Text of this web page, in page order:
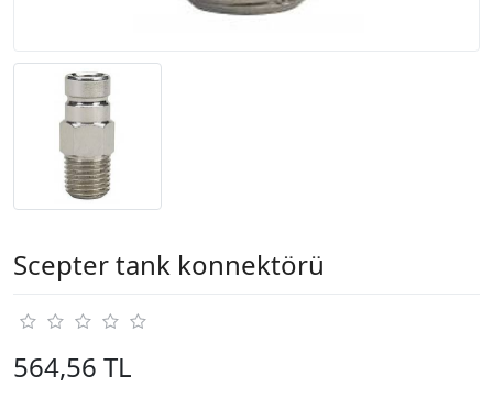
Scepter tank konnektörü
564,56 TL